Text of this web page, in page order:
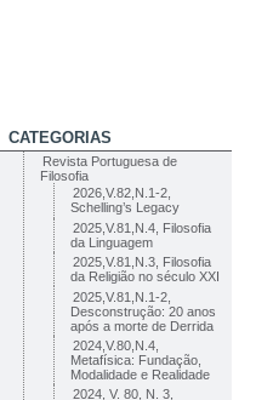
CATEGORIAS
Revista Portuguesa de
Filosofia
2026,V.82,N.1-2,
Schelling’s Legacy
2025,V.81,N.4, Filosofia
da Linguagem
2025,V.81,N.3, Filosofia
da Religião no século XXI
2025,V.81,N.1-2,
Desconstrução: 20 anos
após a morte de Derrida
2024,V.80,N.4,
Metafísica: Fundação,
Modalidade e Realidade
2024, V. 80, N. 3,